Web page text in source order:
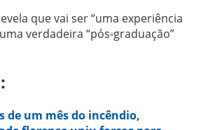
que vai ser “uma experiência
verdadeira “pós-graduação”
de um mês do incêndio,